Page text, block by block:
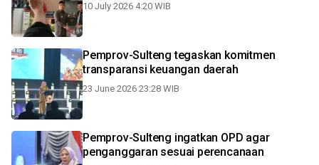
10 July 2026 4:20 WIB
Pemprov-Sulteng tegaskan komitmen
transparansi keuangan daerah
23 June 2026 23:28 WIB
Pemprov-Sulteng ingatkan OPD agar
penganggaran sesuai perencanaan